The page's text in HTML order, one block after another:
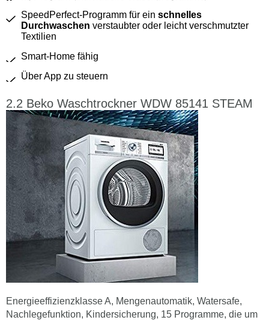
SpeedPerfect-Programm für ein schnelles
Durchwaschen verstaubter oder leicht verschmutzter
Textilien
Smart-Home fähig
Über App zu steuern
Beko Waschtrockner WDW 85141 STEAM
Energieeffizienzklasse A, Mengenautomatik, Watersafe,
Nachlegefunktion, Kindersicherung, 15 Programme, die um